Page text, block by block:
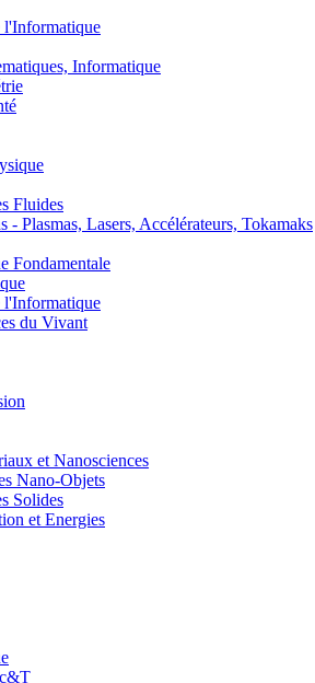
Informatique
Fluides
Lasers, Accélérateurs, Tokamaks
Fondamentale
du Vivant
et Nanosciences
Nano-Objets
Solides
et Energies